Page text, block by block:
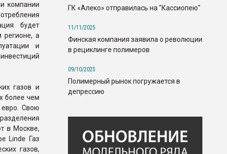
компании
будет
регионе, а
и
газов и
более чем
евро. Свою
в Москве,
Linde Газ
газов,
ГК «Алеко» отправилась на "Кассиопею"
11/11/2025
Финская компания заявила о революции
в рециклинге полимеров
09/10/2025
Полимерный рынок погружается в
депрессию